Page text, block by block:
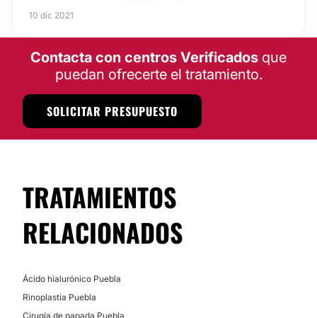
CONTACTAR
10 dic 2021
Contacta con centros Verificados que
puedan ofrecerte el tratamiento.
SOLICITAR PRESUPUESTO
TRATAMIENTOS
RELACIONADOS
Ácido hialurónico Puebla
Rinoplastia Puebla
Cirugía de papada Puebla